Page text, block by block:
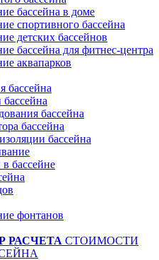
бассейна в доме
спортивного бассейна
детских бассейнов
бассейна для фитнес-центра
аквапарков
бассейна
бассейна
бассейна
бассейна
бассейне
фонтанов
РАСЧЕТА СТОИМОСТИ